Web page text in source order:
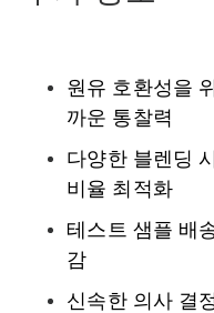
원유 호환성을
까운 통찰력
다양한 블렌딩
비율 최적화
테스트 샘플 배
감
신속한 의사 결